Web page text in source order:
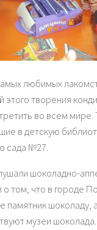
любимых
этого творения
во всем мире.
в детскую
сада №27.
шоколадно-
том, что в городе
памятник шоколаду,
музеи